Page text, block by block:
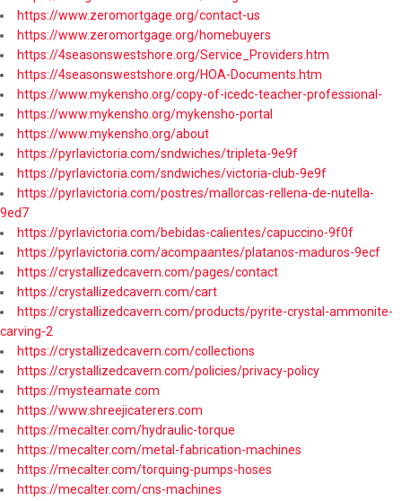
https://www.zeromortgage.org/contact-us
https://www.zeromortgage.org/homebuyers
https://4seasonswestshore.org/Service_Providers.htm
https://4seasonswestshore.org/HOA-Documents.htm
https://www.mykensho.org/copy-of-icedc-teacher-professional-
https://www.mykensho.org/mykensho-portal
https://www.mykensho.org/about
https://pyrlavictoria.com/sndwiches/tripleta-9e9f
https://pyrlavictoria.com/sndwiches/victoria-club-9e9f
https://pyrlavictoria.com/postres/mallorcas-rellena-de-nutella-
9ed7
https://pyrlavictoria.com/bebidas-calientes/capuccino-9f0f
https://pyrlavictoria.com/acompaantes/platanos-maduros-9ecf
https://crystallizedcavern.com/pages/contact
https://crystallizedcavern.com/cart
https://crystallizedcavern.com/products/pyrite-crystal-ammonite-
carving-2
https://crystallizedcavern.com/collections
https://crystallizedcavern.com/policies/privacy-policy
https://mysteamate.com
https://www.shreejicaterers.com
https://mecalter.com/hydraulic-torque
https://mecalter.com/metal-fabrication-machines
https://mecalter.com/torquing-pumps-hoses
https://mecalter.com/cns-machines